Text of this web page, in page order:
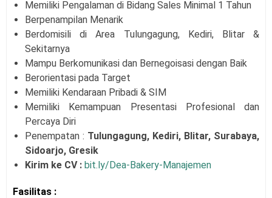
Memiliki Pengalaman di Bidang Sales Minimal 1 Tahun
Berpenampilan Menarik
Berdomisili di Area Tulungagung, Kediri, Blitar &
Sekitarnya
Mampu Berkomunikasi dan Bernegoisasi dengan Baik
Berorientasi pada Target
Memiliki Kendaraan Pribadi & SIM
Memiliki Kemampuan Presentasi Profesional dan
Percaya Diri
Penempatan : Tulungagung, Kediri, Blitar, Surabaya,
Sidoarjo, Gresik
Kirim ke CV : bit.ly/Dea-Bakery-Manajemen
Fasilitas :